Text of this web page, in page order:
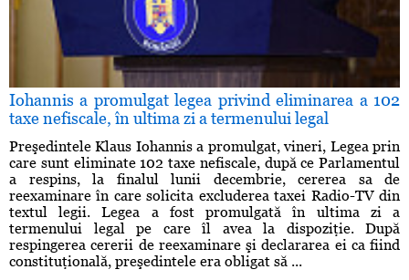
Iohannis a promulgat legea privind eliminarea a 102
taxe nefiscale, în ultima zi a termenului legal
Preşedintele Klaus Iohannis a promulgat, vineri, Legea prin
care sunt eliminate 102 taxe nefiscale, după ce Parlamentul
a respins, la finalul lunii decembrie, cererea sa de
reexaminare în care solicita excluderea taxei Radio-TV din
textul legii. Legea a fost promulgată în ultima zi a
termenului legal pe care îl avea la dispoziţie. După
respingerea cererii de reexaminare şi declararea ei ca fiind
constituţională, preşedintele era obligat să ...